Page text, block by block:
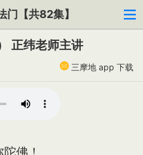
门【共82集】
正纬老师主讲
三摩地 app 下载
佛！